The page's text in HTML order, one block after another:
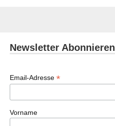
Newsletter Abonnieren
Email-Adresse *
Vorname